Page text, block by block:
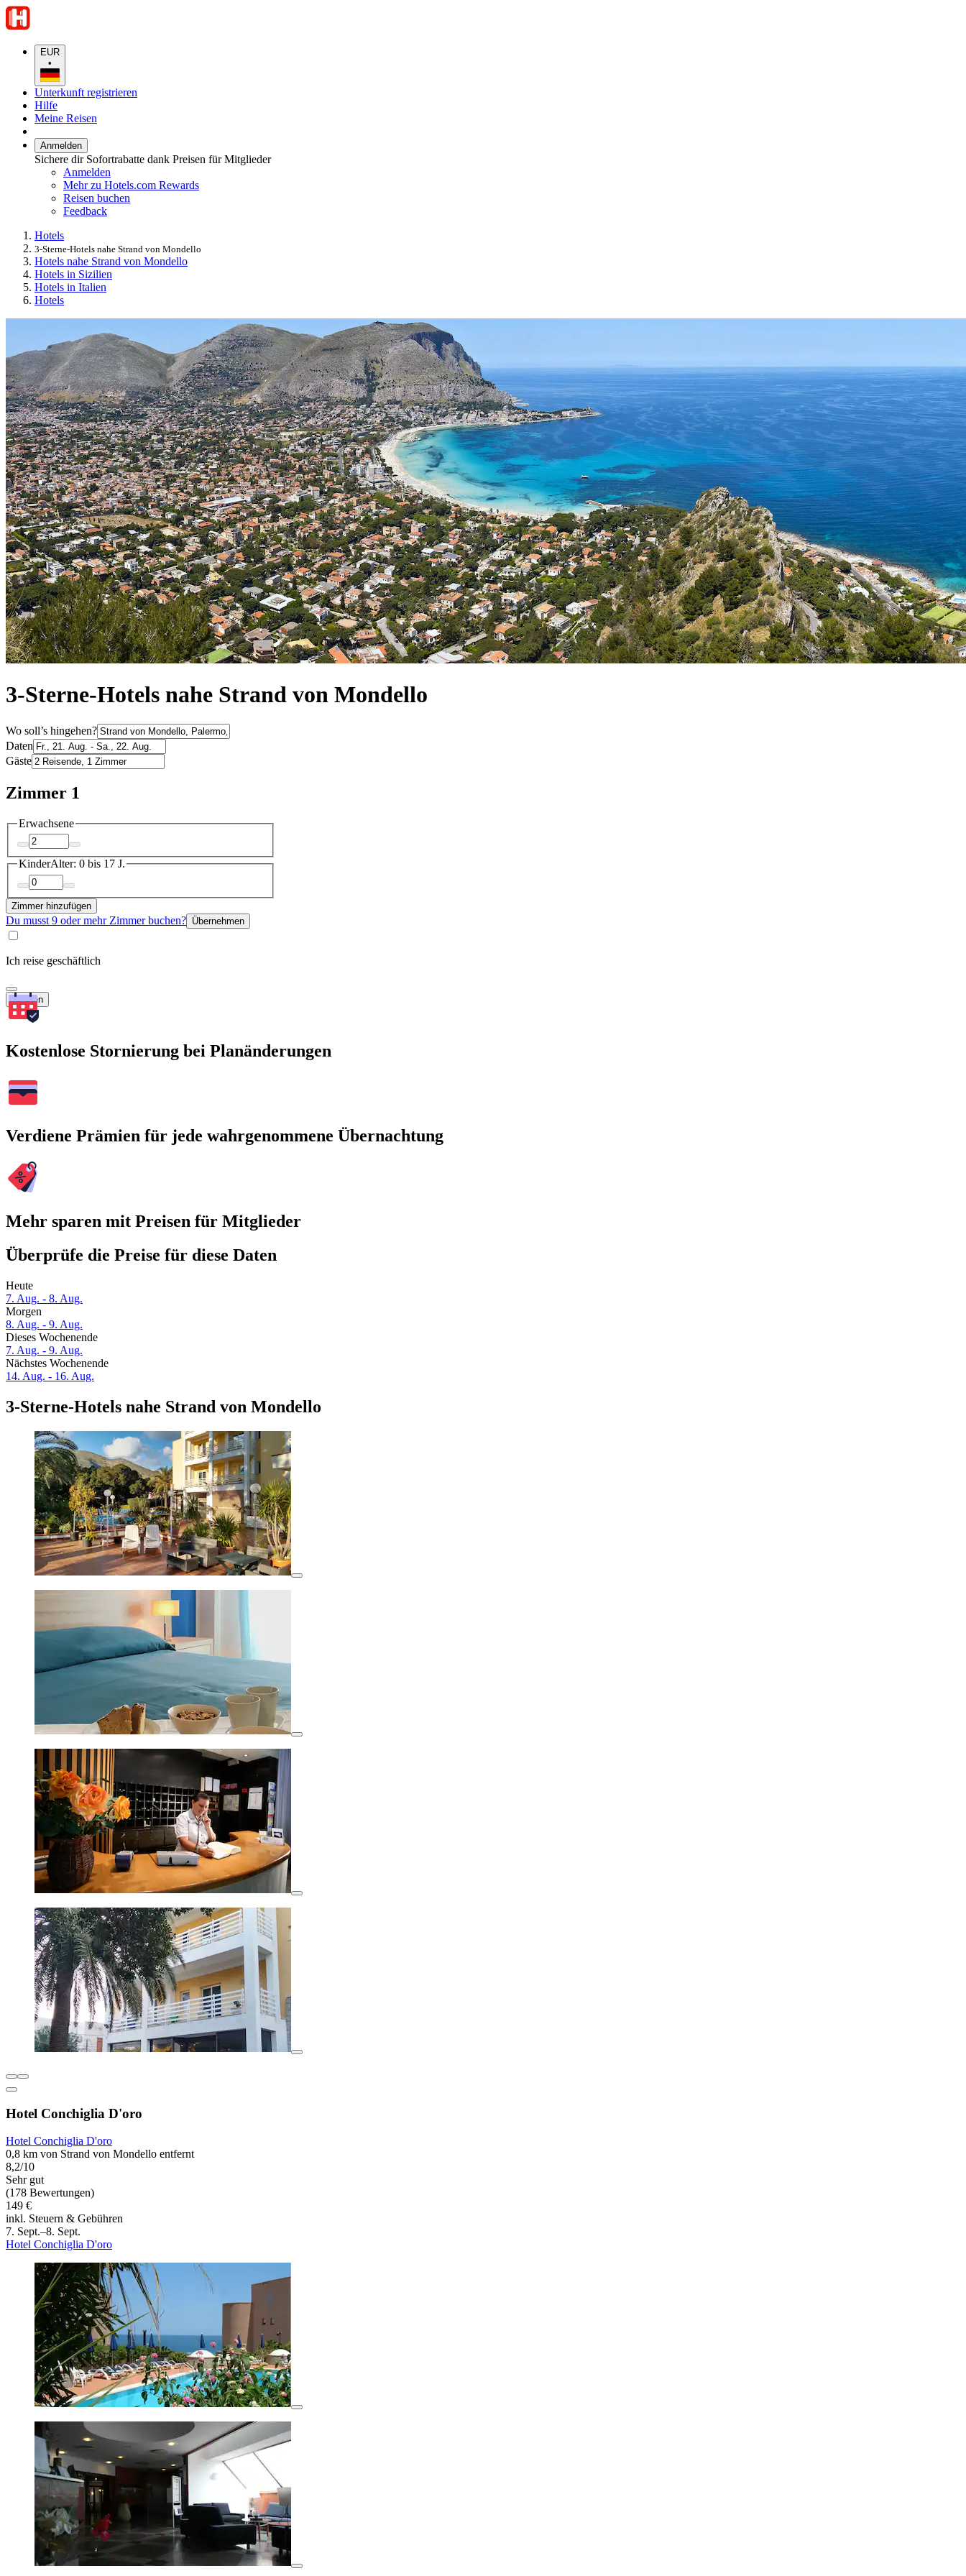
EUR
•
Unterkunft registrieren
Hilfe
Meine Reisen
Anmelden
Sichere dir Sofortrabatte dank Preisen für Mitglieder
Anmelden
Mehr zu Hotels.com Rewards
Reisen buchen
Feedback
Hotels
3-Sterne-Hotels nahe Strand von Mondello
Hotels nahe Strand von Mondello
Hotels in Sizilien
Hotels in Italien
Hotels
3-Sterne-Hotels nahe Strand von Mondello
Wo soll’s hingehen?
Daten
Gäste
Zimmer 1
Erwachsene
KinderAlter: 0 bis 17 J.
Zimmer hinzufügen
Du musst 9 oder mehr Zimmer buchen? Übernehmen
Ich reise geschäftlich
Suchen
Kostenlose Stornierung bei Planänderungen
Verdiene Prämien für jede wahrgenommene Übernachtung
Mehr sparen mit Preisen für Mitglieder
Überprüfe die Preise für diese Daten
Heute
7. Aug. - 8. Aug.
Morgen
8. Aug. - 9. Aug.
Dieses Wochenende
7. Aug. - 9. Aug.
Nächstes Wochenende
14. Aug. - 16. Aug.
3-Sterne-Hotels nahe Strand von Mondello
Hotel Conchiglia D'oro
Hotel Conchiglia D'oro
0,8 km von Strand von Mondello entfernt
8,2/10
Sehr gut
(178 Bewertungen)
149 €
inkl. Steuern & Gebühren
7. Sept.–8. Sept.
Hotel Conchiglia D'oro